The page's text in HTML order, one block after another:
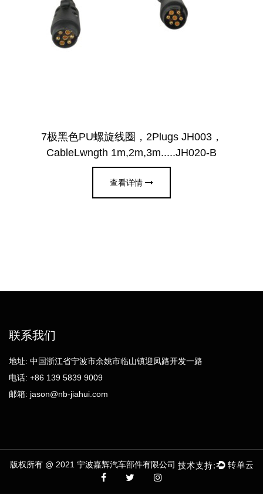
7极黑色PU螺旋线圈，2Plugs JH003，
CableLwngth 1m,2m,3m.....JH020-B
查看详情
联系我们
地址: 中国浙江省宁波市余姚市临山镇迎凤路开发一路
电话: +86 139 5839 9009
邮箱: jason@nb-jiahui.com
版权所有 @ 2021 宁波嘉辉汽车部件有限公司